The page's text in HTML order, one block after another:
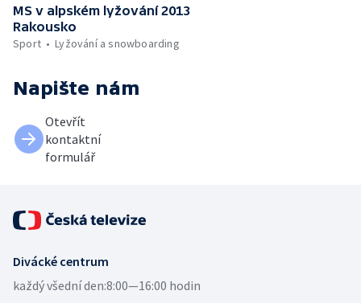
MS v alpském lyžování 2013
Rakousko
Sport
Lyžování a snowboarding
Napište nám
Otevřít
kontaktní
formulář
Divácké centrum
každý všední den:8:00—16:00 hodin